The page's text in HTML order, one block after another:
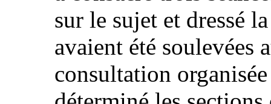
sur le sujet et dressé
avaient été soulevées
consultation